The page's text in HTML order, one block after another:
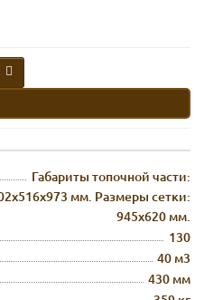
Габариты топочной части:
мм. Размеры сетки:
945х620 мм.
130
40 м3
430 мм